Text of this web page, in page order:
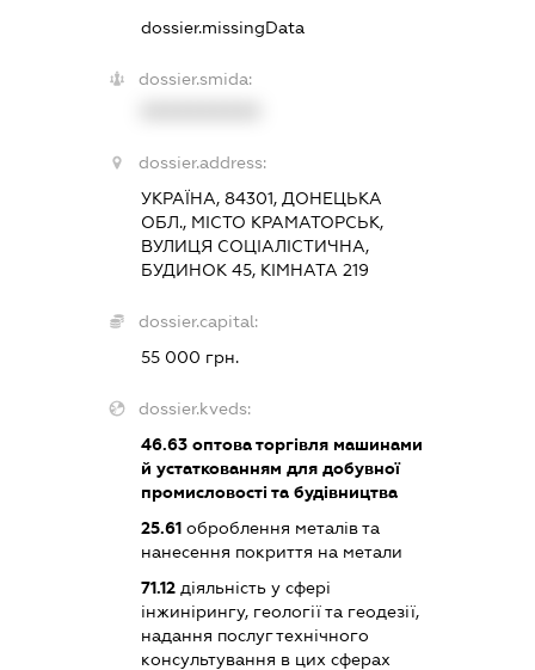
dossier.missingData
dossier.smida:
dossier.address:
УКРАЇНА, 84301, ДОНЕЦЬКА
ОБЛ., МІСТО КРАМАТОРСЬК,
ВУЛИЦЯ СОЦІАЛІСТИЧНА,
БУДИНОК 45, КІМНАТА 219
dossier.capital:
55 000 грн.
dossier.kveds:
46.63оптова торгівля машинами
й устаткованням для добувної
промисловості та будівництва
25.61оброблення металів та
нанесення покриття на метали
71.12діяльність у сфері
інжинірингу, геології та геодезії,
надання послуг технічного
консультування в цих сферах